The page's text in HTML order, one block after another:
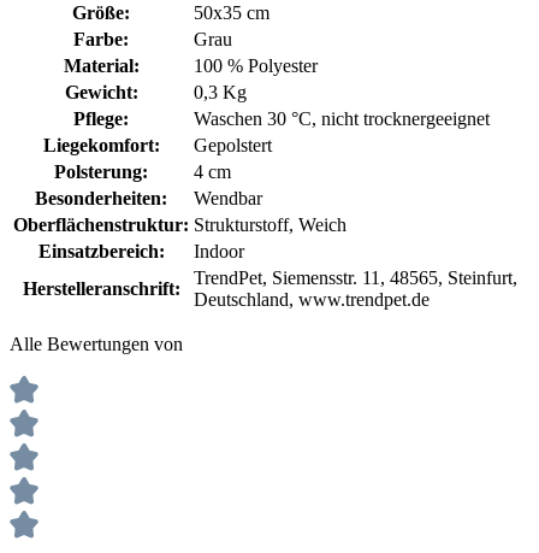
Größe:
50x35 cm
Farbe:
Grau
Material:
100 % Polyester
Gewicht:
0,3 Kg
Pflege:
Waschen 30 °C, nicht trocknergeeignet
Liegekomfort:
Gepolstert
Polsterung:
4 cm
Besonderheiten:
Wendbar
Oberflächenstruktur: Strukturstoff, Weich
Einsatzbereich:
Indoor
Herstelleranschrift:
TrendPet, Siemensstr. 11, 48565, Steinfurt,
Deutschland, www.trendpet.de
Alle Bewertungen von